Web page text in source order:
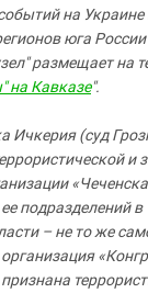
на Украине
юга
размещает на
на Кавказе".
Ичкерия (суд
и
подразделений в
– не то же